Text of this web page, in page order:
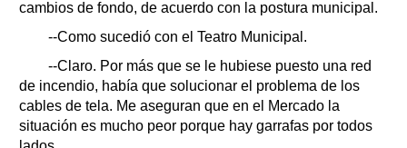
cambios de fondo, de acuerdo con la postura municipal.
--Como sucedió con el Teatro Municipal.
--Claro. Por más que se le hubiese puesto una red
de incendio, había que solucionar el problema de los
cables de tela. Me aseguran que en el Mercado la
situación es mucho peor porque hay garrafas por todos